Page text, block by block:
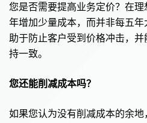
您是否需要提高业务定价？在
年增加少量成本，而并非每五
助于防止客户受到价格冲击，
持一致。
您还能削减成本吗？
如果您认为没有削减成本的余